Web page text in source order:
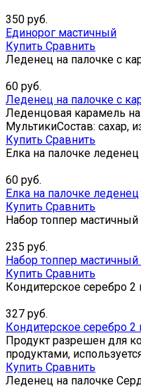
350 руб.
Единорог мастичный
Купить Сравнить
Леденец на палочке с
60 руб.
Леденец на палочке с
Леденцовая карамель
МультикиСостав: сахар,
Купить Сравнить
Елка на палочке леденец
60 руб.
Елка на палочке леденец
Купить Сравнить
Набор топпер
235 руб.
Набор топпер
Купить Сравнить
Кондитерское серебро 2
327 руб.
Кондитерское серебро 2
Продукт разрешен для
продуктами,
Купить Сравнить
Леденец на палочке